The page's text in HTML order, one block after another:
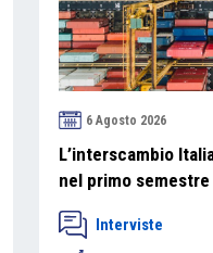
6 Agosto 2026
L’interscambio
nel primo
Interviste